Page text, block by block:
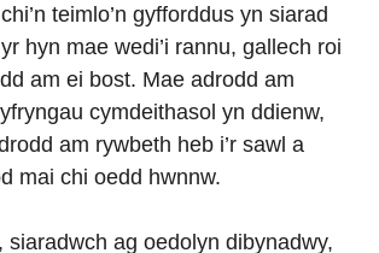
teimlo’n gyfforddus yn siarad
hyn mae wedi’i rannu, gallech roi
am ei bost. Mae adrodd am
cymdeithasol yn ddienw,
am rywbeth heb i’r sawl a
mai chi oedd hwnnw.
siaradwch ag oedolyn dibynadwy,